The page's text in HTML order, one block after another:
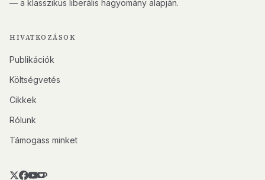
— a klasszikus liberális hagyomány alapján.
HIVATKOZÁSOK
Publikációk
Költségvetés
Cikkek
Rólunk
Támogass minket